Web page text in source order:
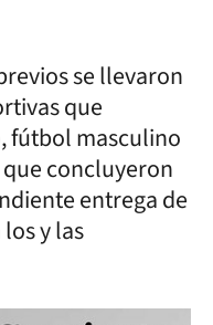
se llevaron
que
fútbol masculino
concluyeron
entrega de
y las